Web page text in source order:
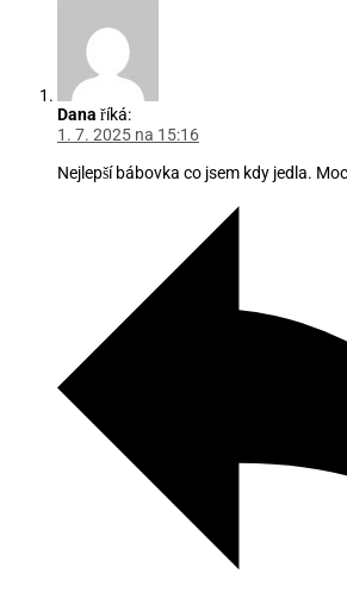
Dana říká:
1. 7. 2025 na 15:16
Nejlepší bábovka co jsem kdy jedla.